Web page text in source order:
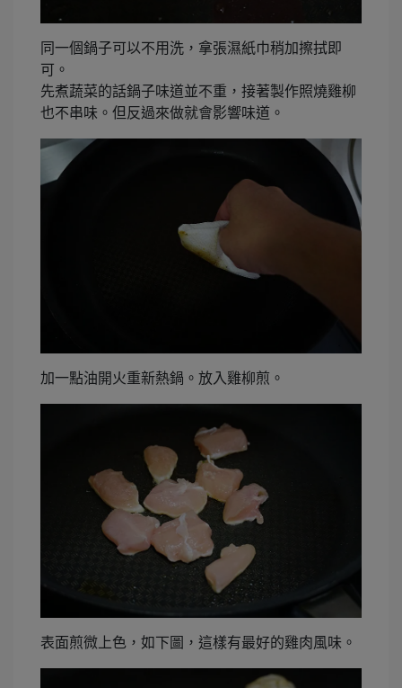
同一個鍋子可以不用洗，拿張濕紙巾稍加擦拭即
可。
先煮蔬菜的話鍋子味道並不重，接著製作照燒雞柳
也不串味。但反過來做就會影響味道。
加一點油開火重新熱鍋。放入雞柳煎。
表面煎微上色，如下圖，這樣有最好的雞肉風味。